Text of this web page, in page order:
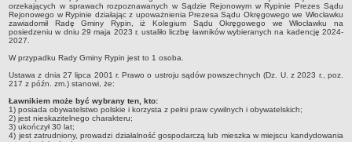
Zadania publiczne
Realizacja zadań publicznych
Rejestr zbiorów danych osobowych
Rejestr instytucji kultury
RODO Klauzule informacyjne
AKTUALNOŚCI I OGŁOSZENIA
orzekających w sprawach rozpoznawanych w Sądzie Rejonowym w Rypinie Prezes Sądu
Rejonowego w Rypinie działając z upoważnienia Prezesa Sądu Okręgowego we Włocławku
zawiadomił Radę Gminy Rypin, iż Kolegium Sądu Okręgowego we Włocławku na
posiedzeniu w dniu 29 maja 2023 r. ustaliło liczbę ławników wybieranych na kadencję 2024-
2027.
W przypadku Rady Gminy Rypin jest to 1 osoba.
Ustawa z dnia 27 lipca 2001 r. Prawo o ustroju sądów powszechnych (Dz. U. z 2023 r., poz.
217 z późn. zm.) stanowi, że:
Ławnikiem może być wybrany ten, kto:
1) posiada obywatelstwo polskie i korzysta z pełni praw cywilnych i obywatelskich;
2) jest nieskazitelnego charakteru;
3) ukończył 30 lat;
4) jest zatrudniony, prowadzi działalność gospodarczą lub mieszka w miejscu kandydowania